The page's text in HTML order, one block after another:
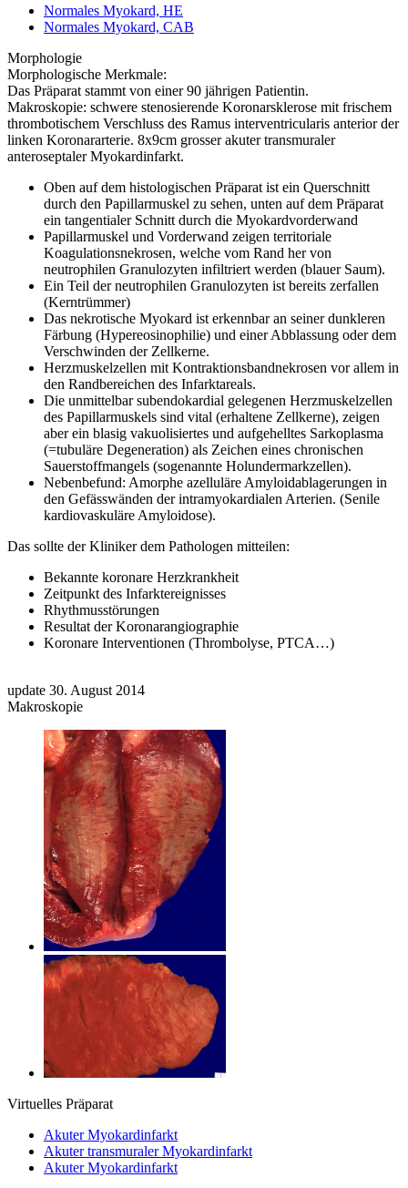
Normales Myokard, HE
Normales Myokard, CAB
Morphologie
Morphologische Merkmale:
Das Präparat stammt von einer 90 jährigen Patientin.
Makroskopie: schwere stenosierende Koronarsklerose mit frischem
thrombotischem Verschluss des Ramus interventricularis anterior der
linken Koronararterie. 8x9cm grosser akuter transmuraler
anteroseptaler Myokardinfarkt.
Oben auf dem histologischen Präparat ist ein Querschnitt
durch den Papillarmuskel zu sehen, unten auf dem Präparat
ein tangentialer Schnitt durch die Myokardvorderwand
Papillarmuskel und Vorderwand zeigen territoriale
Koagulationsnekrosen, welche vom Rand her von
neutrophilen Granulozyten infiltriert werden (blauer Saum).
Ein Teil der neutrophilen Granulozyten ist bereits zerfallen
(Kerntrümmer)
Das nekrotische Myokard ist erkennbar an seiner dunkleren
Färbung (Hypereosinophilie) und einer Abblassung oder dem
Verschwinden der Zellkerne.
Herzmuskelzellen mit Kontraktionsbandnekrosen vor allem in
den Randbereichen des Infarktareals.
Die unmittelbar subendokardial gelegenen Herzmuskelzellen
des Papillarmuskels sind vital (erhaltene Zellkerne), zeigen
aber ein blasig vakuolisiertes und aufgehelltes Sarkoplasma
(=tubuläre Degeneration) als Zeichen eines chronischen
Sauerstoffmangels (sogenannte Holundermarkzellen).
Nebenbefund: Amorphe azelluläre Amyloidablagerungen in
den Gefässwänden der intramyokardialen Arterien. (Senile
kardiovaskuläre Amyloidose).
Das sollte der Kliniker dem Pathologen mitteilen:
Bekannte koronare Herzkrankheit
Zeitpunkt des Infarktereignisses
Rhythmusstörungen
Resultat der Koronarangiographie
Koronare Interventionen (Thrombolyse, PTCA…)
update 30. August 2014
Makroskopie
Virtuelles Präparat
Akuter Myokardinfarkt
Akuter transmuraler Myokardinfarkt
Akuter Myokardinfarkt